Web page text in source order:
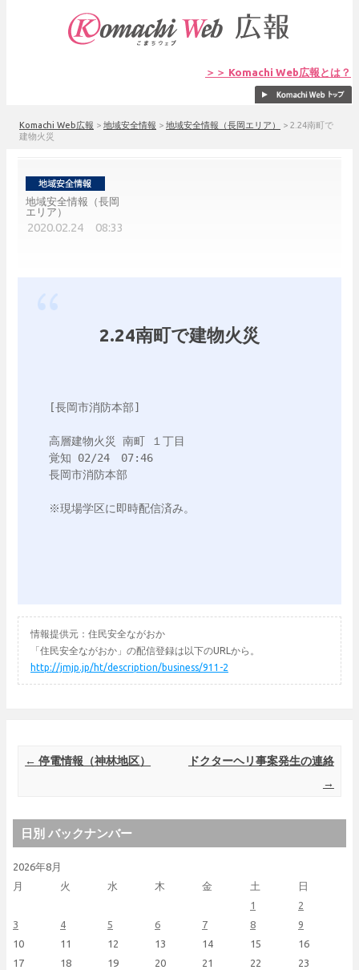
＞＞ Komachi Web広報とは？
Komachi Web広報 > 地域安全情報 > 地域安全情報（長岡エリア） > 2.24南町で
建物火災
地域安全情報（長岡
エリア）
2020.02.24 08:33
2.24南町で建物火災
[長岡市消防本部]
高層建物火災 南町 １丁目
覚知 02/24　07:46
長岡市消防本部
情報提供元：住民安全ながおか
「住民安全ながおか」の配信登録は以下のURLから。
http://jmjp.jp/ht/description/business/911-2
Post navigation
← 停電情報（神林地区）
ドクターヘリ事案発生の連絡
→
日別 バックナンバー
2026年8月
月
火 水 木 金 土 日
1
2
3
4 5 6 7 8
9
10
11 12 13 14 15
16
17
18 19 20 21 22
23